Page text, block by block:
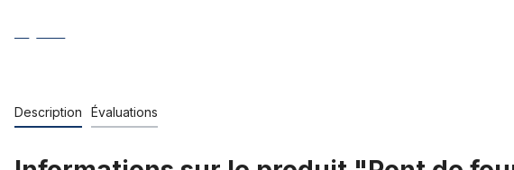
Description Évaluations